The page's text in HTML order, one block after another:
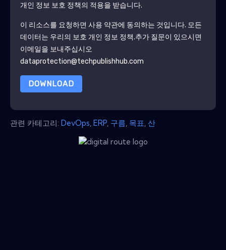
개인 정보 보호 정책의 적용을 받습니다.
이 리소스를 요청하면 사용 약관에 동의하는 것입니다. 모든
데이터는 우리의 보호 개인 정보 정책.추가 질문이 있으시면
이메일을 보내주십시오
dataprotection@techpublishhub.com
DOWNLOAD
관련 카테고리: DevOps ERP 구름 목표 산